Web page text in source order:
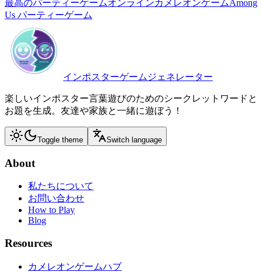
最高のパーティーゲームオンラインカメレオンゲームAmong
Us パーティーゲーム
インポスターゲームジェネレーター
楽しいインポスター言葉遊びのためのシークレットワードと
お題を生成。友達や家族と一緒に遊ぼう！
Toggle theme Switch language
About
私たちについて
お問い合わせ
How to Play
Blog
Resources
カメレオンゲームハブ